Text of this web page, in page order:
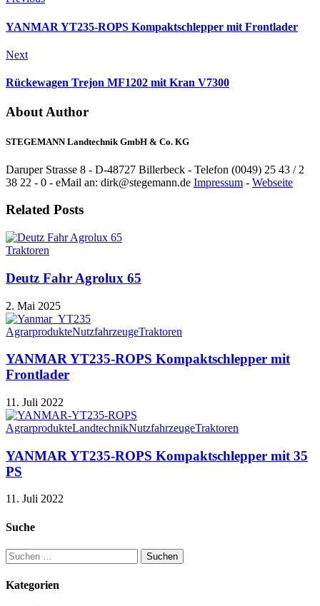
YANMAR YT235-ROPS Kompaktschlepper mit Frontlader
Next
Rückewagen Trejon MF1202 mit Kran V7300
About Author
STEGEMANN Landtechnik GmbH & Co. KG
Daruper Strasse 8 - D-48727 Billerbeck - Telefon (0049) 25 43 / 2
38 22 - 0 - eMail an: dirk@stegemann.de Impressum - Webseite
Related Posts
Traktoren
Deutz Fahr Agrolux 65
2. Mai 2025
AgrarprodukteNutzfahrzeugeTraktoren
YANMAR YT235-ROPS Kompaktschlepper mit
Frontlader
11. Juli 2022
AgrarprodukteLandtechnikNutzfahrzeugeTraktoren
YANMAR YT235-ROPS Kompaktschlepper mit 35
PS
11. Juli 2022
Suche
Suchen
nach:
Kategorien